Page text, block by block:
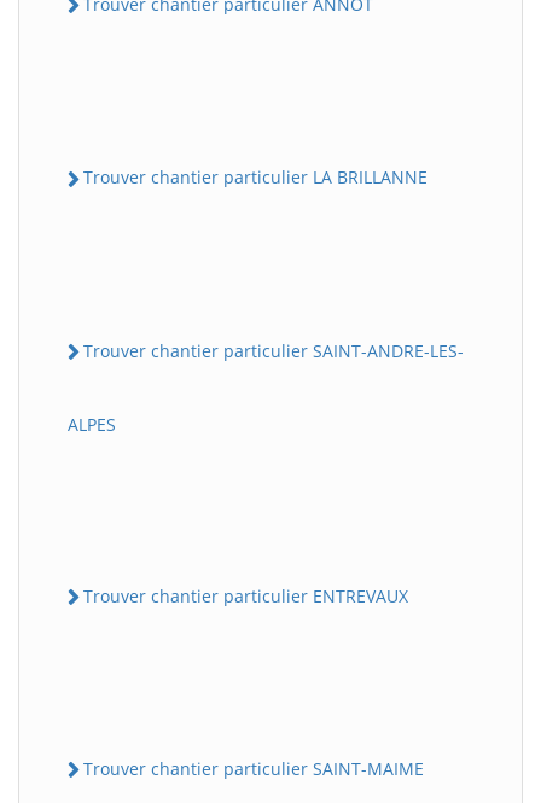
Trouver chantier particulier LA BRILLANNE
Trouver chantier particulier SAINT-ANDRE-LES-
ALPES
Trouver chantier particulier ENTREVAUX
Trouver chantier particulier SAINT-MAIME